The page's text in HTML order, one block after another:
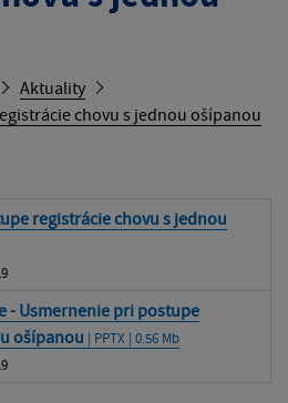
Aktuality
chovu s jednou ošípanou
registrácie chovu s jednou
- Usmernenie pri postupe
ošípanou | PPTX | 0.56 Mb